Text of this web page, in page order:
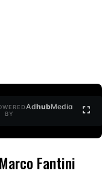
BY
AdhubMedia
Fantini